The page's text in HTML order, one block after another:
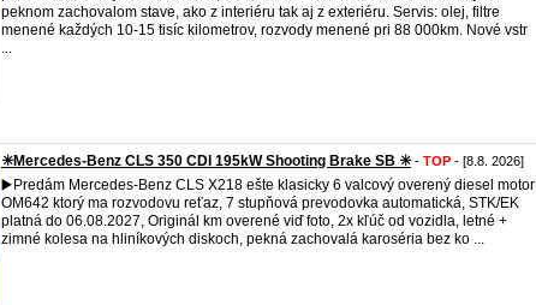
peknom zachovalom stave, ako z interiéru tak aj z exteriéru. Servis: olej, filtre
menené každých 10-15 tisíc kilometrov, rozvody menené pri 88 000km. Nové vstr
...
✳️Mercedes-Benz CLS 350 CDI 195kW Shooting Brake SB ✳️- TOP - [8.8. 2026]
▶️Predám Mercedes-Benz CLS X218 ešte klasicky 6 valcový overený diesel motor
OM642 ktorý ma rozvodovu reťaz, 7 stupňová prevodovka automatická, STK/EK
platná do 06.08.2027, Originál km overené viď foto, 2x kľúč od vozidla, letné +
zimné kolesa na hliníkových diskoch, pekná zachovalá karoséria bez ko ...